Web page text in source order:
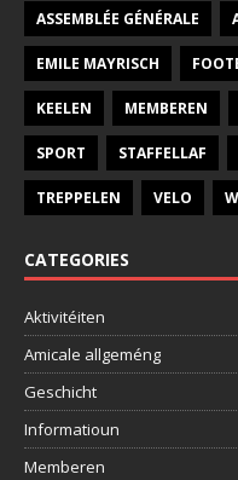
ASSEMBLÉE GÉNÉRALE
EMILE MAYRISCH
KEELEN MEMBEREN
SPORT STAFFELLAF
TREPPELEN VELO
CATEGORIES
Aktivitéiten
Amicale allgeméng
Geschicht
Informatioun
Memberen